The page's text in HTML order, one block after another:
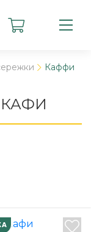
Каффи
КАФИ